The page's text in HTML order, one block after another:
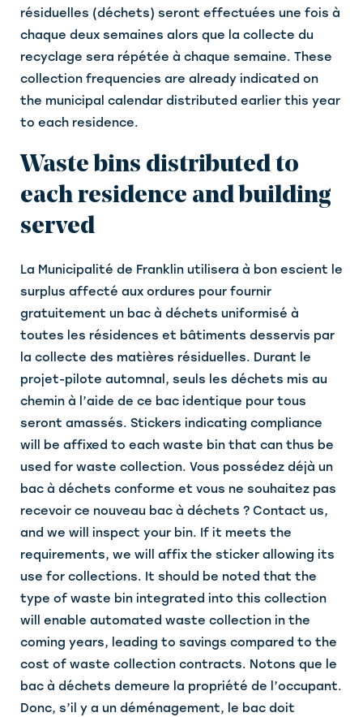
résiduelles (déchets) seront effectuées une fois à
chaque deux semaines alors que la collecte du
recyclage sera répétée à chaque semaine. These
collection frequencies are already indicated on
the municipal calendar distributed earlier this year
to each residence.
Waste bins distributed to
each residence and building
served
La Municipalité de Franklin utilisera à bon escient le
surplus affecté aux ordures pour fournir
gratuitement un bac à déchets uniformisé à
toutes les résidences et bâtiments desservis par
la collecte des matières résiduelles. Durant le
projet-pilote automnal, seuls les déchets mis au
chemin à l’aide de ce bac identique pour tous
seront amassés. Stickers indicating compliance
will be affixed to each waste bin that can thus be
used for waste collection. Vous possédez déjà un
bac à déchets conforme et vous ne souhaitez pas
recevoir ce nouveau bac à déchets ? Contact us,
and we will inspect your bin. If it meets the
requirements, we will affix the sticker allowing its
use for collections. It should be noted that the
type of waste bin integrated into this collection
will enable automated waste collection in the
coming years, leading to savings compared to the
cost of waste collection contracts. Notons que le
bac à déchets demeure la propriété de l’occupant.
Donc, s’il y a un déménagement, le bac doit